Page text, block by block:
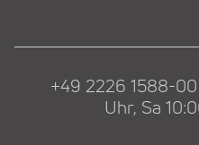
+49 2226 1588-
Uhr, Sa